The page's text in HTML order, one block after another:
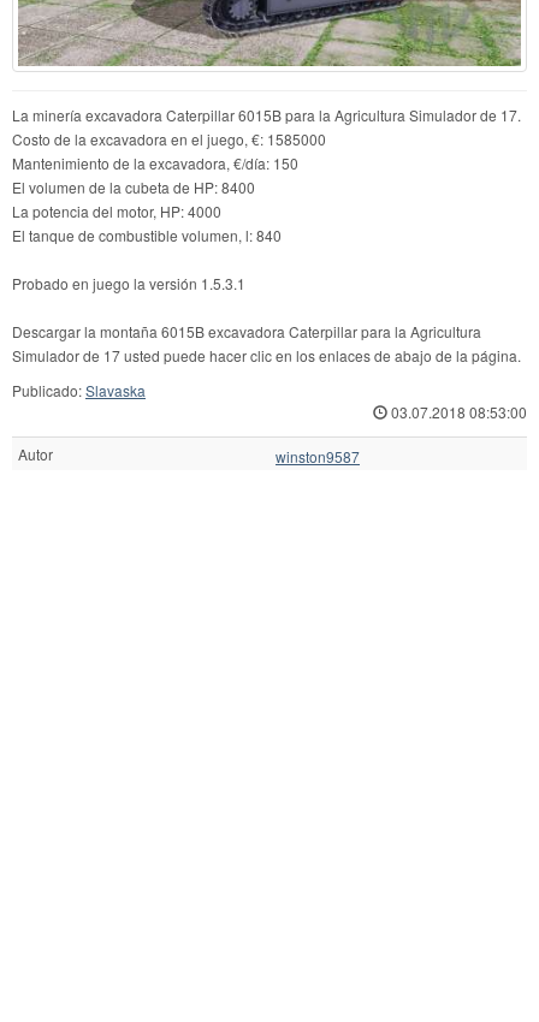
La minería excavadora Caterpillar 6015B para la Agricultura Simulador de 17.
Costo de la excavadora en el juego, €: 1585000
Mantenimiento de la excavadora, €/día: 150
El volumen de la cubeta de HP: 8400
La potencia del motor, HP: 4000
El tanque de combustible volumen, l: 840
Probado en juego la versión 1.5.3.1
Descargar la montaña 6015B excavadora Caterpillar para la Agricultura
Simulador de 17 usted puede hacer clic en los enlaces de abajo de la página.
Publicado:Slavaska
03.07.2018 08:53:00
Autor winston9587